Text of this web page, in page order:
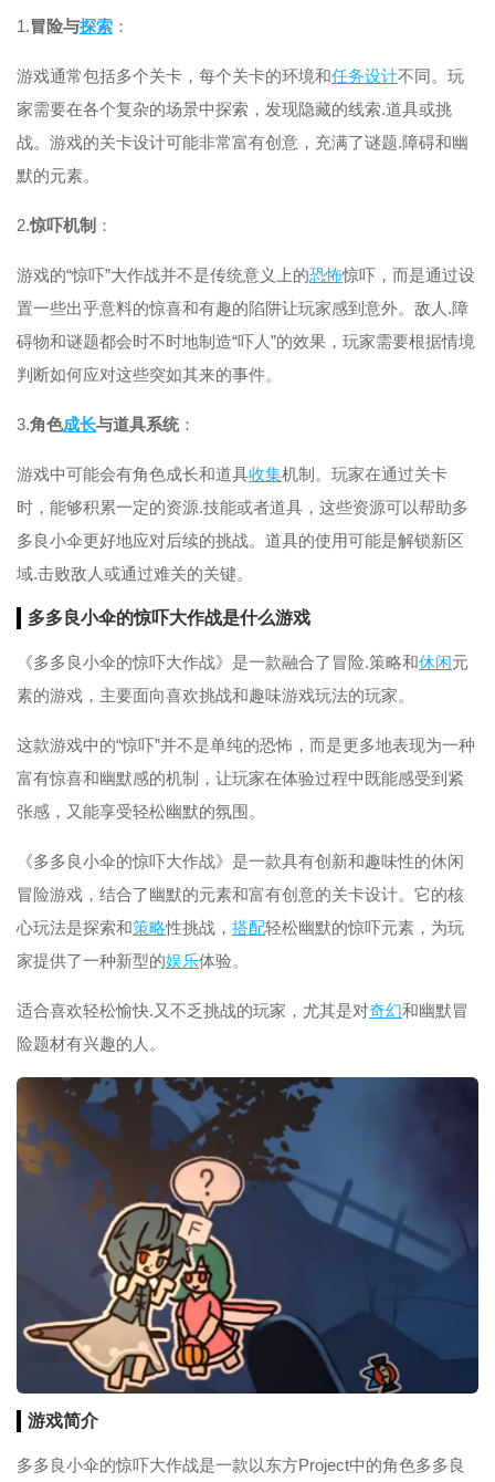
1.冒险与探索 ：
游戏通常包括多个关卡，每个关卡的环境和任务设计不同。玩
家需要在各个复杂的场景中探索，发现隐藏的线索.道具或挑
战。游戏的关卡设计可能非常富有创意，充满了谜题.障碍和幽
默的元素。
2.惊吓机制 ：
游戏的“惊吓”大作战并不是传统意义上的恐怖惊吓，而是通过设
置一些出乎意料的惊喜和有趣的陷阱让玩家感到意外。敌人.障
碍物和谜题都会时不时地制造“吓人”的效果，玩家需要根据情境
判断如何应对这些突如其来的事件。
3.角色成长与道具系统：
游戏中可能会有角色成长和道具收集机制。玩家在通过关卡
时，能够积累一定的资源.技能或者道具，这些资源可以帮助多
多良小伞更好地应对后续的挑战。道具的使用可能是解锁新区
域.击败敌人或通过难关的关键。
多多良小伞的惊吓大作战是什么游戏
《多多良小伞的惊吓大作战》是一款融合了冒险.策略和休闲元
素的游戏，主要面向喜欢挑战和趣味游戏玩法的玩家。
这款游戏中的“惊吓”并不是单纯的恐怖，而是更多地表现为一种
富有惊喜和幽默感的机制，让玩家在体验过程中既能感受到紧
张感，又能享受轻松幽默的氛围。
《多多良小伞的惊吓大作战》是一款具有创新和趣味性的休闲
冒险游戏，结合了幽默的元素和富有创意的关卡设计。它的核
心玩法是探索和策略性挑战， 搭配轻松幽默的惊吓元素，为玩
家提供了一种新型的娱乐体验。
适合喜欢轻松愉快.又不乏挑战的玩家，尤其是对奇幻和幽默冒
险题材有兴趣的人。
游戏简介
多多良小伞的惊吓大作战是一款以东方Project中的角色多多良